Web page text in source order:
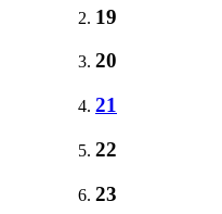
19
20
21
22
23